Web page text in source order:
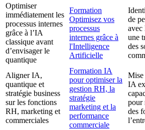
Optimiser
immédiatement les
processus internes
grâce à l’IA
classique avant
d’envisager le
quantique
Formation
Optimisez vos
processus
internes grâce à
l'Intelligence
Artificielle
de
avec
une
des
Aligner IA,
quantique et
stratégie business
sur les fonctions
RH, marketing et
commerciales
Formation IA
pour optimiser la
gestion RH, la
stratégie
marketing et la
performance
commerciale
Mise
IA
pour
des